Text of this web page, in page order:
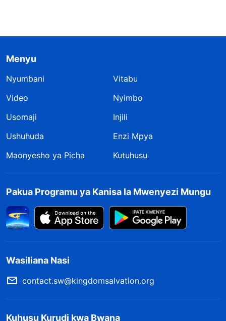
Menyu
Nyumbani
Vitabu
Video
Nyimbo
Usomaji
Injili
Ushuhuda
Enzi Mpya
Maonyesho ya Picha
Kutuhusu
Pakua Programu ya Kanisa la Mwenyezi Mungu
Wasiliana Nasi
contact.sw@kingdomsalvation.org
Kuhusu Kurudi kwa Bwana